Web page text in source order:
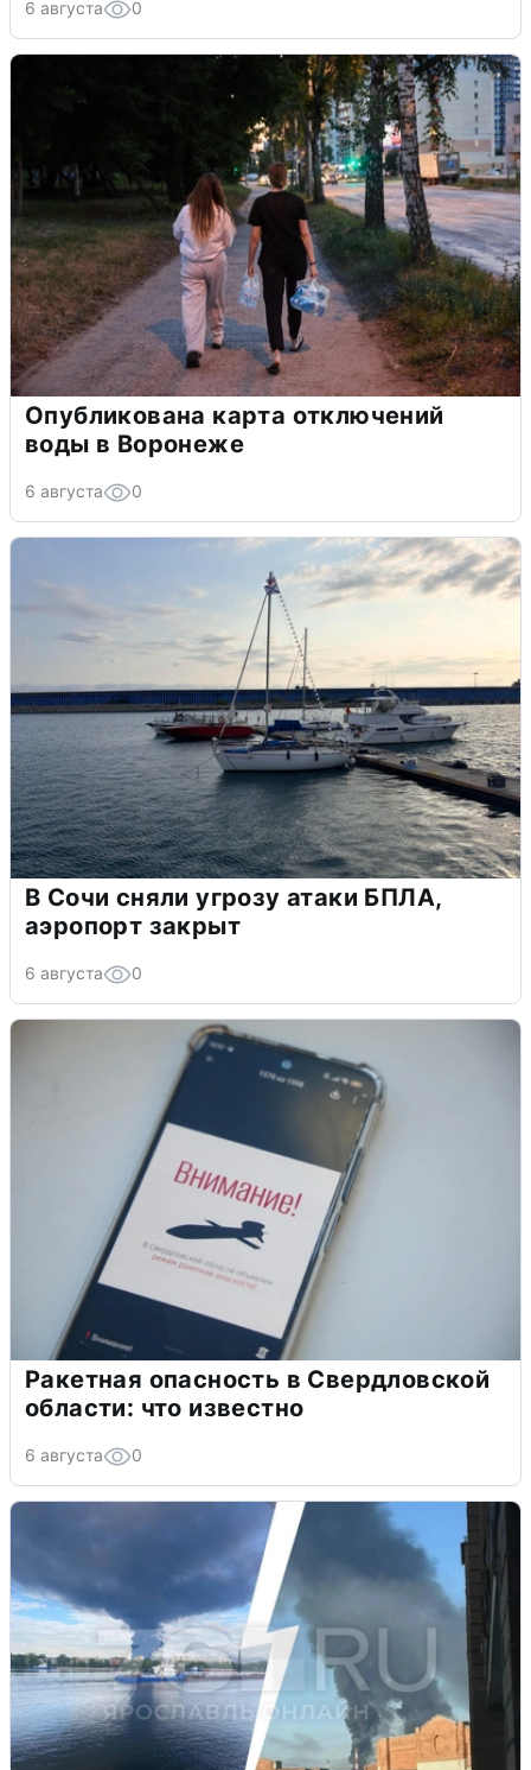
6 августа 0
Опубликована карта отключений
воды в Воронеже
6 августа 0
В Сочи сняли угрозу атаки БПЛА,
аэропорт закрыт
6 августа 0
Ракетная опасность в Свердловской
области: что известно
6 августа 0